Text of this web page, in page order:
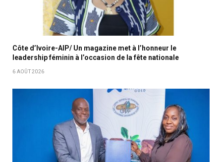
Côte d’Ivoire-AIP/ Un magazine met à l’honneur le
leadership féminin à l’occasion de la fête nationale
6 AOÛT 2026